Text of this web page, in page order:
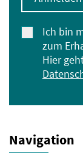
Ich bin
zum
Hier
Navigation